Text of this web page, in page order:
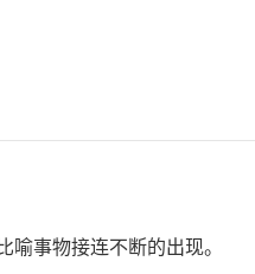
事物接连不断的出现。